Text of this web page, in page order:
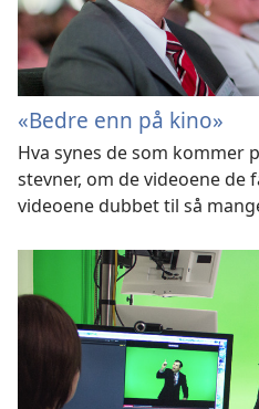
«Bedre enn på kino»
Hva synes de som kommer
stevner, om de videoene de
videoene dubbet til så